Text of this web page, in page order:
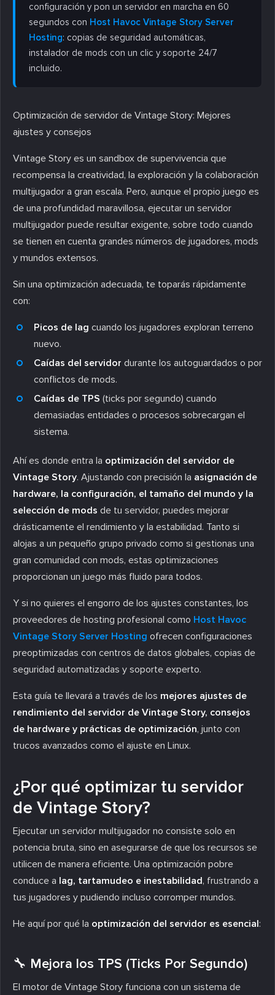
configuración y pon un servidor en marcha en 60
segundos con Host Havoc Vintage Story Server
Hosting: copias de seguridad automáticas,
instalador de mods con un clic y soporte 24/7
incluido.
Optimización de servidor de Vintage Story: Mejores
ajustes y consejos
Vintage Story es un sandbox de supervivencia que
recompensa la creatividad, la exploración y la colaboración
multijugador a gran escala. Pero, aunque el propio juego es
de una profundidad maravillosa, ejecutar un servidor
multijugador puede resultar exigente, sobre todo cuando
se tienen en cuenta grandes números de jugadores, mods
y mundos extensos.
Sin una optimización adecuada, te toparás rápidamente
con:
Picos de lag cuando los jugadores exploran terreno
nuevo.
Caídas del servidor durante los autoguardados o por
conflictos de mods.
Caídas de TPS (ticks por segundo) cuando
demasiadas entidades o procesos sobrecargan el
sistema.
Ahí es donde entra la optimización del servidor de
Vintage Story. Ajustando con precisión la asignación de
hardware, la configuración, el tamaño del mundo y la
selección de mods de tu servidor, puedes mejorar
drásticamente el rendimiento y la estabilidad. Tanto si
alojas a un pequeño grupo privado como si gestionas una
gran comunidad con mods, estas optimizaciones
proporcionan un juego más fluido para todos.
Y si no quieres el engorro de los ajustes constantes, los
proveedores de hosting profesional como Host Havoc
Vintage Story Server Hosting ofrecen configuraciones
preoptimizadas con centros de datos globales, copias de
seguridad automatizadas y soporte experto.
Esta guía te llevará a través de los mejores ajustes de
rendimiento del servidor de Vintage Story, consejos
de hardware y prácticas de optimización, junto con
trucos avanzados como el ajuste en Linux.
¿Por qué optimizar tu servidor
de Vintage Story?
Ejecutar un servidor multijugador no consiste solo en
potencia bruta, sino en asegurarse de que los recursos se
utilicen de manera eficiente. Una optimización pobre
conduce a lag, tartamudeo e inestabilidad, frustrando a
tus jugadores y pudiendo incluso corromper mundos.
He aquí por qué la optimización del servidor es esencial:
🔧 Mejora los TPS (Ticks Por Segundo)
El motor de Vintage Story funciona con un sistema de